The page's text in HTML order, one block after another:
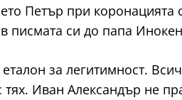
Петър при коронацията
писмата си до папа
за легитимност.
Иван Александър не